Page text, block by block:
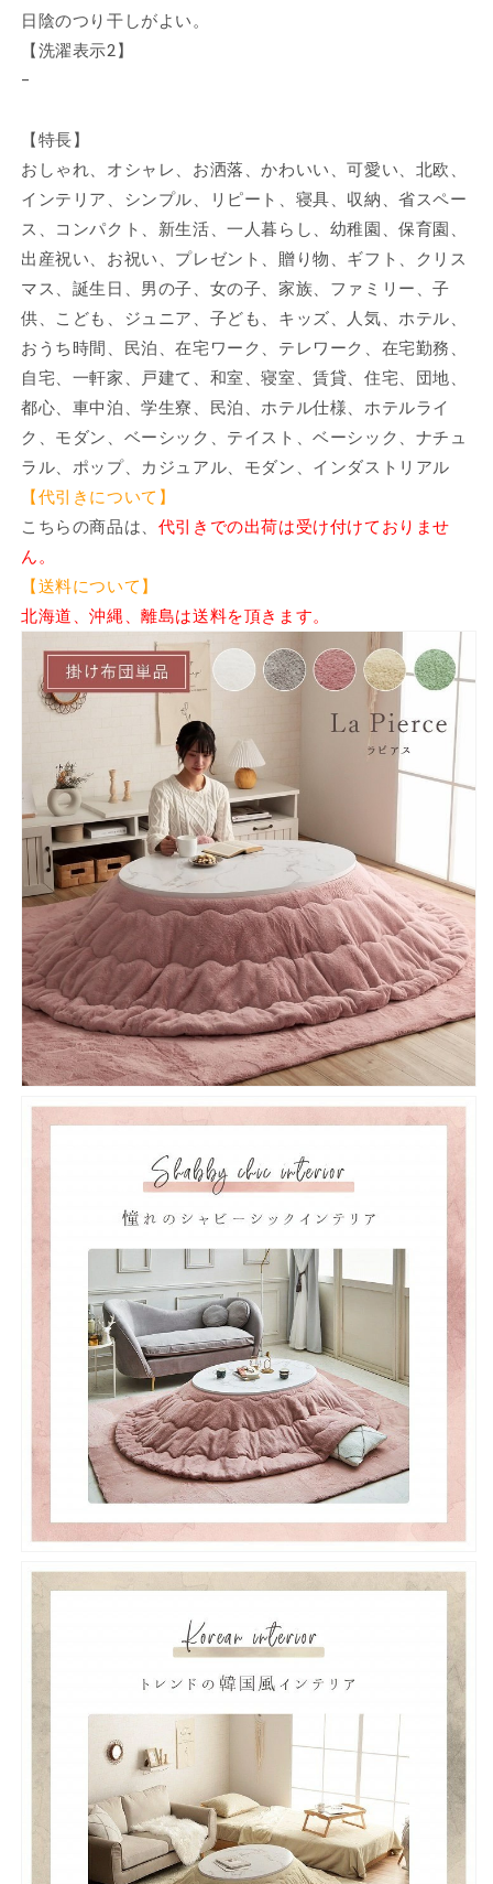
日陰のつり干しがよい。
【洗濯表示2】
-
【特長】
おしゃれ、オシャレ、お洒落、かわいい、可愛い、北欧、
インテリア、シンプル、リピート、寝具、収納、省スペー
ス、コンパクト、新生活、一人暮らし、幼稚園、保育園、
出産祝い、お祝い、プレゼント、贈り物、ギフト、クリス
マス、誕生日、男の子、女の子、家族、ファミリー、子
供、こども、ジュニア、子ども、キッズ、人気、ホテル、
おうち時間、民泊、在宅ワーク、テレワーク、在宅勤務、
自宅、一軒家、戸建て、和室、寝室、賃貸、住宅、団地、
都心、車中泊、学生寮、民泊、ホテル仕様、ホテルライ
ク、モダン、ベーシック、テイスト、ベーシック、ナチュ
ラル、ポップ、カジュアル、モダン、インダストリアル
【代引きについて】
こちらの商品は、 代引きでの出荷は受け付けておりませ
ん。
【送料について】
北海道、沖縄、離島は送料を頂きます。